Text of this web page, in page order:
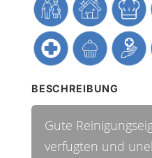
BESCHREIBUNG
Gute
verfugten und